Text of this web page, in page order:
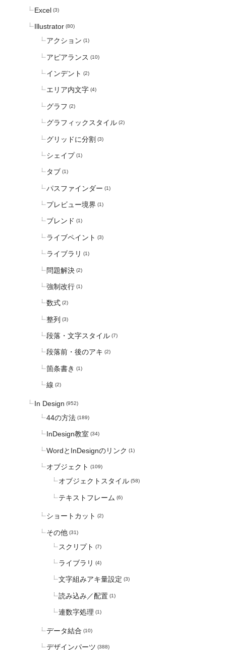
Excel (3)
Illustrator (80)
アクション (1)
アピアランス (10)
インデント (2)
エリア内文字 (4)
グラフ (2)
グラフィックスタイル (2)
グリッドに分割 (3)
シェイプ (1)
タブ (1)
パスファインダー (1)
プレビュー境界 (1)
ブレンド (1)
ライブペイント (3)
ライブラリ (1)
問題解決 (2)
強制改行 (1)
数式 (2)
整列 (3)
段落・文字スタイル (7)
段落前・後のアキ (2)
箇条書き (1)
線 (2)
In Design (952)
44の方法 (189)
InDesign教室 (34)
WordとInDesignのリンク (1)
オブジェクト (109)
オブジェクトスタイル (58)
テキストフレーム (6)
ショートカット (2)
その他 (31)
スクリプト (7)
ライブラリ (4)
文字組みアキ量設定 (3)
読み込み／配置 (1)
連数字処理 (1)
データ結合 (10)
デザインパーツ (388)